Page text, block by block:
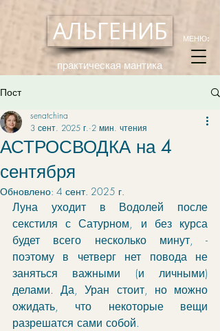
АЛЬГЕНИБ
практическая мантика
МЕНЮ:
Пост
АСТРОСВОДКА на 4
сентября
senatchina
3 сент. 2025 г. 2 мин. чтения
Обновлено: 4 сент. 2025 г.
Луна уходит в Водолей после
секстиля с Сатурном, и без курса
будет всего несколько минут, -
поэтому в четверг нет повода не
заняться важными (и личными)
делами. Да, Уран стоит, но можно
ожидать, что некоторые вещи
разрешатся сами собой.